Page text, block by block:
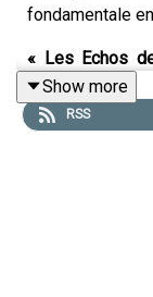
fondamentale
« Les Echos
présenté par
Touzani. Cet
Présentation :
Show more
RSS